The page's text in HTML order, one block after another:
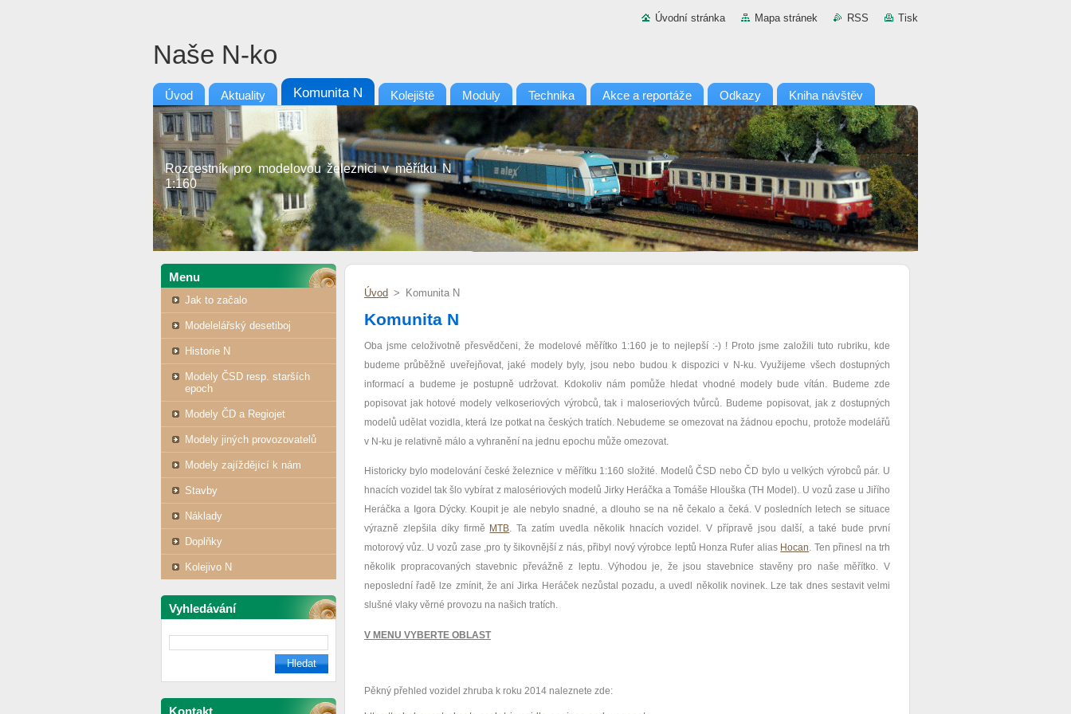
Úvodní stránka Mapa stránek RSS Tisk
Naše N-ko
Úvod Aktuality Komunita N Kolejiště Moduly Technika Akce a reportáže Odkazy Kniha návštěv
Rozcestník pro modelovou železnici v měřítku N
1:160
Menu
Jak to začalo
Modelelářský desetiboj
Historie N
Modely ČSD resp. starších
epoch
Modely ČD a Regiojet
Modely jiných provozovatelů
Modely zajíždějící k nám
Stavby
Náklady
Doplňky
Kolejivo N
Vyhledávání
Úvod > Komunita N
Komunita N
Oba jsme celoživotně přesvědčeni, že modelové měřítko 1:160 je to nejlepší :-) ! Proto jsme založili tuto rubriku, kde
budeme průběžně uveřejňovat, jaké modely byly, jsou nebo budou k dispozici v N-ku. Využijeme všech dostupných
informací a budeme je postupně udržovat. Kdokoliv nám pomůže hledat vhodné modely bude vítán. Budeme zde
popisovat jak hotové modely velkoseriových výrobců, tak i maloseriových tvůrců. Budeme popisovat, jak z dostupných
modelů udělat vozidla, která lze potkat na českých tratích. Nebudeme se omezovat na žádnou epochu, protože modelářů
v N-ku je relativně málo a vyhranění na jednu epochu může omezovat.
Historicky bylo modelování české železnice v měřítku 1:160 složité. Modelů ČSD nebo ČD bylo u velkých výrobců pár. U
hnacích vozidel tak šlo vybírat z malosériových modelů Jirky Heráčka a Tomáše Hlouška (TH Model). U vozů zase u Jiřího
Heráčka a Igora Dýcky. Koupit je ale nebylo snadné, a dlouho se na ně čekalo a čeká. V posledních letech se situace
výrazně zlepšila díky firmě MTB. Ta zatím uvedla několik hnacích vozidel. V přípravě jsou další, a také bude první
motorový vůz. U vozů zase ,pro ty šikovnější z nás, přibyl nový výrobce leptů Honza Rufer alias Hocan. Ten přinesl na trh
několik propracovaných stavebnic převážně z leptu. Výhodou je, že jsou stavebnice stavěny pro naše měřítko. V
neposlední řadě lze zmínit, že ani Jirka Heráček nezůstal pozadu, a uvedl několik novinek. Lze tak dnes sestavit velmi
slušné vlaky věrné provozu na našich tratích.
V MENU VYBERTE OBLAST
Pěkný přehled vozidel zhruba k roku 2014 naleznete zde: